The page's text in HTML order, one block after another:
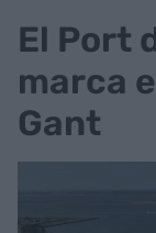
El Port
marca
Gant